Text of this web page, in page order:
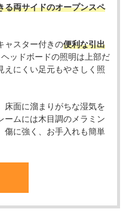
る両サイドのオープンスペ
ャスター付きの便利な引出
ヘッドボードの照明は上部だ
えにくい足元もやさしく照
、床面に溜まりがちな湿気を
ームには木目調のメラミン
傷に強く、お手入れも簡単